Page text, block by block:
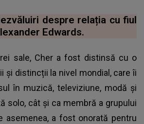
despre relația cu fiul
Edwards.
sale, Cher a fost distinsă cu o
și distincții la nivel mondial, care îi
în muzică, televiziune, modă și
solo, cât și ca membră a grupului
asemenea, a fost onorată pentru